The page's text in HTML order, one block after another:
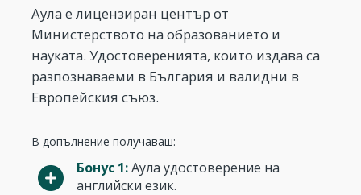
Аула е лицензиран център от
Министерството на образованието и
науката. Удостоверенията, които издава са
разпознаваеми в България и валидни в
Европейския съюз.
В допълнение получаваш:
Бонус 1:Аула удостоверение на
английски език.